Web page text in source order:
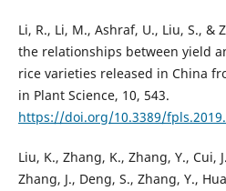
Li, R., Li, M., Ashraf, U., Liu, S., &
the relationships between yield
rice varieties released in China
in Plant Science, 10, 543.
https://doi.org/10.3389/
Liu, K., Zhang, K., Zhang, Y., Cui,
Zhang, J., Deng, S., Zhang, Y.,